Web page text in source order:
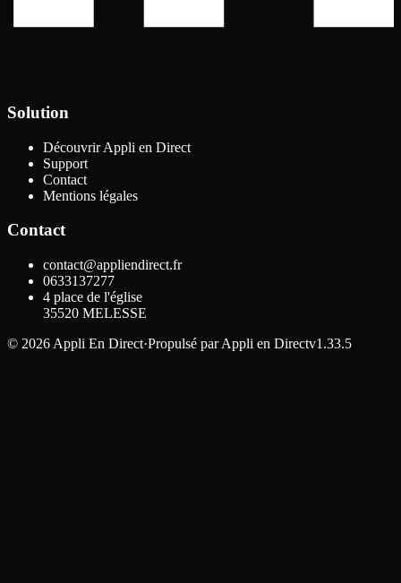
Solution
Découvrir Appli en Direct
Support
Contact
Mentions légales
Contact
contact@appliendirect.fr
0633137277
4 place de l'église
35520 MELESSE
© 2026 Appli En Direct·Propulsé par Appli en Directv1.33.5